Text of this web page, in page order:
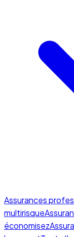
Assurances
multirisque
économisez